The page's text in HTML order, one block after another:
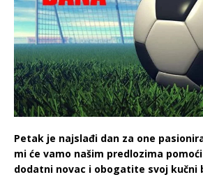
Petak je najslađi dan za one
mi će vamo našim predlozima
dodatni novac i obogatite svoj kučni